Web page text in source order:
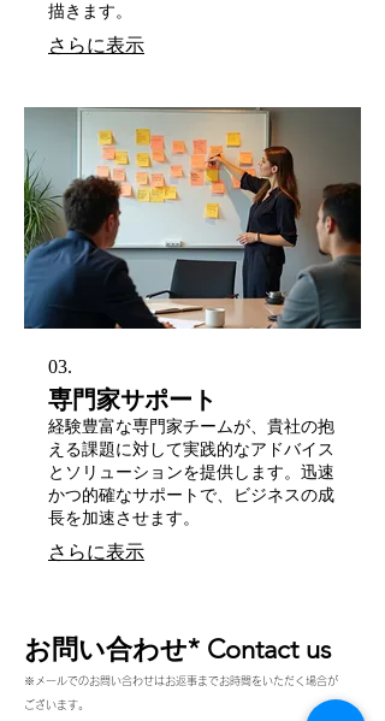
描きます。
さらに表示
03.
専門家サポート
経験豊富な専門家チームが、貴社の抱
える課題に対して実践的なアドバイス
とソリューションを提供します。迅速
かつ的確なサポートで、ビジネスの成
長を加速させます。
さらに表示
お問い合わせ* Contact us
※メールでのお問い合わせはお返事までお時間をいただく場合が
ございます。